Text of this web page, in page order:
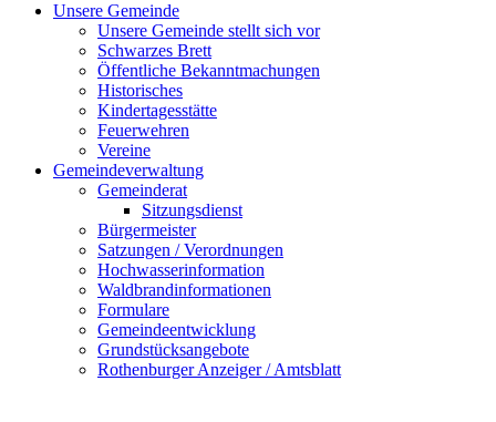
Unsere Gemeinde
Unsere Gemeinde stellt sich vor
Schwarzes Brett
Öffentliche Bekanntmachungen
Historisches
Kindertagesstätte
Feuerwehren
Vereine
Gemeindeverwaltung
Gemeinderat
Sitzungsdienst
Bürgermeister
Satzungen / Verordnungen
Hochwasserinformation
Waldbrandinformationen
Formulare
Gemeindeentwicklung
Grundstücksangebote
Rothenburger Anzeiger / Amtsblatt